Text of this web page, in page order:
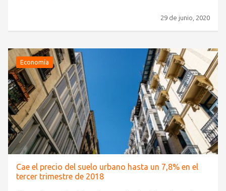
29 de junio, 2020
Economía
Cae el precio del suelo urbano hasta un 7,8% en el
tercer trimestre de 2018